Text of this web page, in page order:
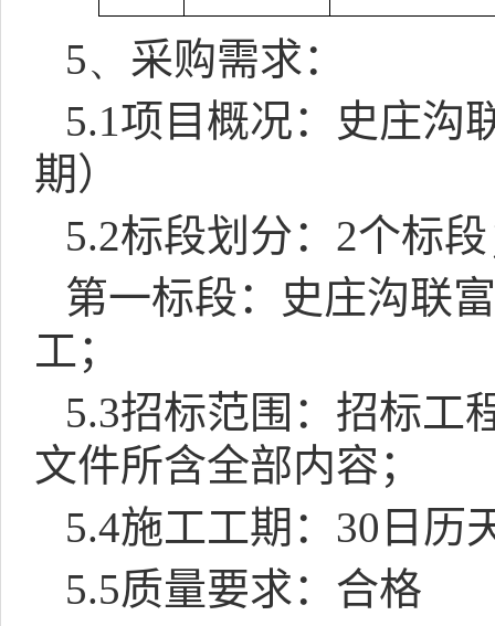
5、 采购需求：
5.1项目概况：史庄沟
期）
5.2标段划分： 2个标
第一标段：史庄沟联
工；
5.3招标范围：招标工
文件所含全部内容；
5.4施工工期： 30 日历
5.5质量要求：合格